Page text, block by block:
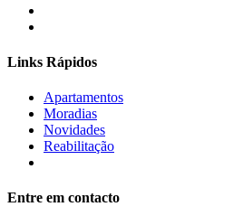
Links Rápidos
Apartamentos
Moradias
Novidades
Reabilitação
Entre em contacto